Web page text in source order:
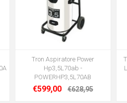
Tron Aspiratore Power
Hp3,5L70ab -
POWERHP3,5L70AB
€599,00 €628,95